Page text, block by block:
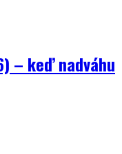
– keď nadváhu